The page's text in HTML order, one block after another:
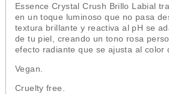
Essence Crystal Crush Brillo Labial
en un toque luminoso que no pasa
textura brillante y reactiva al pH se
de tu piel, creando un tono rosa
efecto radiante que se ajusta al color
Vegan.
Cruelty free.